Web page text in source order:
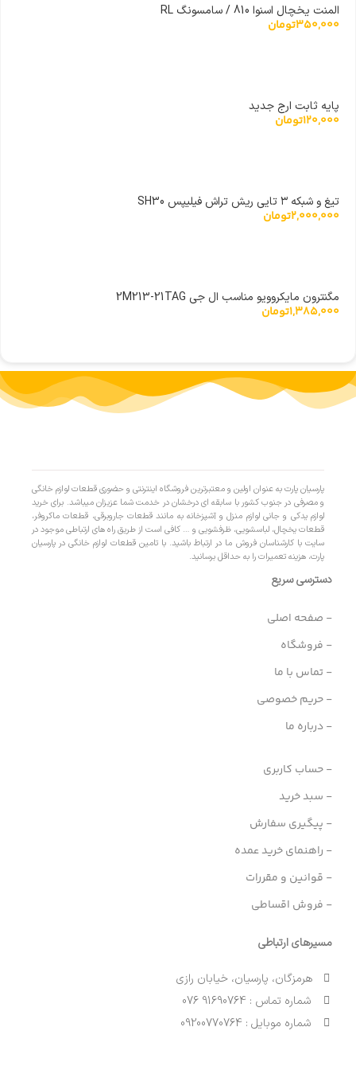
المنت یخچال اسنوا 810 / سامسونگ RL
350,000تومان
پایه ثابت ارج جدید
120,000تومان
تیغ و شبکه ۳ تایی ریش تراش فیلیپس SH30
2,000,000تومان
مگنترون مایکروویو مناسب ال جی 2M213-21TAG
1,385,000تومان
پارسیان پارت به عنوان اولین و معتبرترین فروشگاه اینترنتی و حضوری قطعات لوازم خانگی
و مصرفی در جنوب کشور با سابقه ای درخشان در خدمت شما عزیزان میباشد. برای خرید
لوازم یدکی و جانی لوازم منزل و آشپزخانه به مانند قطعات جاروبرقی، قطعات ماکروفر،
قطعات یخچال، لباسشویی، ظرفشویی و … کافی است از طریق راه های ارتباطی موجود در
سایت با کارشناسان فروش ما در ارتباط باشید. با تامین قطعات لوازم خانگی در پارسیان
پارت، هزینه تعمیرات را به حداقل برسانید.
دسترسی سریع
- صفحه اصلی
- فروشگاه
- تماس با ما
- حریم خصوصی
- درباره ما
- حساب کاربری
- سبد خرید
- پیگیری سفارش
- راهنمای خرید عمده
- قوانین و مقررات
- فروش اقساطی
مسیرهای ارتباطی
هرمزگان، پارسیان، خیابان رازی
شماره تماس : 91690764 076
شماره موبایل : 09200770764